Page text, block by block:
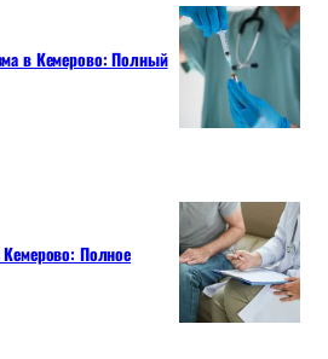
в Кемерово: Полный
Полное